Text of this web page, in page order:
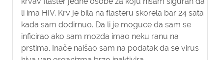
li ima HIV. Krv je bila na flasteru skorela bar 24 sata
kada sam dodirnuo. Da li je moguce da sam se
inficirao ako sam mozda imao neku ranu na
prstima. Inače naišao sam na podatak da se virus